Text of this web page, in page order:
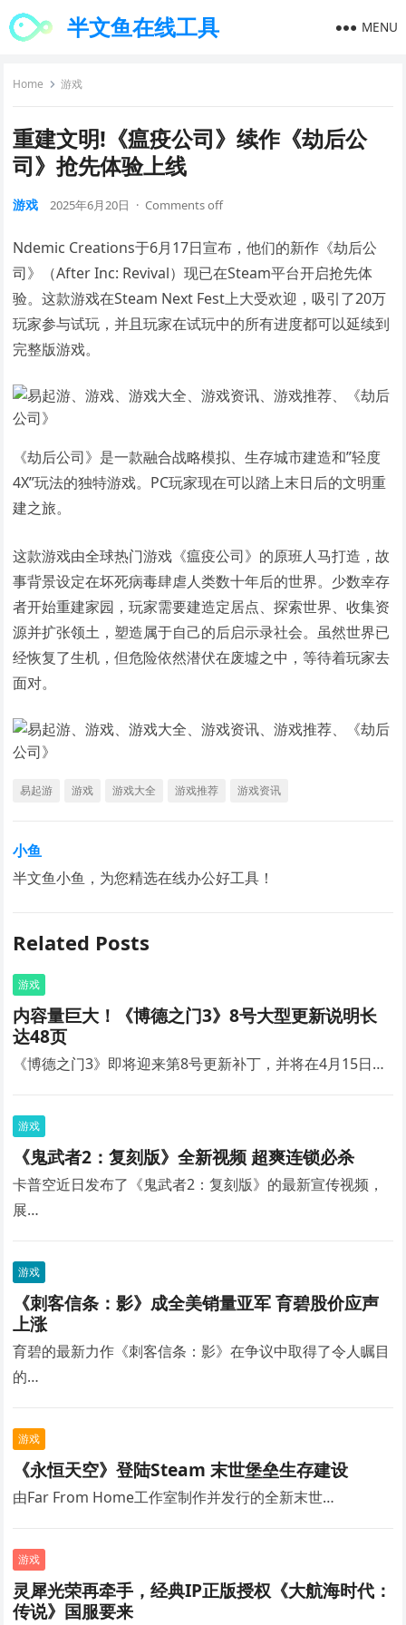
半文鱼在线工具 MENU
Home 游戏
重建文明!《瘟疫公司》续作《劫后公
司》抢先体验上线
游戏 2025年6月20日 · Comments off
Ndemic Creations于6月17日宣布，他们的新作《劫后公
司》（After Inc: Revival）现已在Steam平台开启抢先体
验。这款游戏在Steam Next Fest上大受欢迎，吸引了20万
玩家参与试玩，并且玩家在试玩中的所有进度都可以延续到
完整版游戏。
《劫后公司》是一款融合战略模拟、生存城市建造和”轻度
4X”玩法的独特游戏。PC玩家现在可以踏上末日后的文明重
建之旅。
这款游戏由全球热门游戏《瘟疫公司》的原班人马打造，故
事背景设定在坏死病毒肆虐人类数十年后的世界。少数幸存
者开始重建家园，玩家需要建造定居点、探索世界、收集资
源并扩张领土，塑造属于自己的后启示录社会。虽然世界已
经恢复了生机，但危险依然潜伏在废墟之中，等待着玩家去
面对。
易起游 游戏 游戏大全 游戏推荐 游戏资讯
小鱼
半文鱼小鱼，为您精选在线办公好工具！
Related Posts
游戏
内容量巨大！《博德之门3》8号大型更新说明长
达48页
《博德之门3》即将迎来第8号更新补丁，并将在4月15日…
游戏
《鬼武者2：复刻版》全新视频 超爽连锁必杀
卡普空近日发布了《鬼武者2：复刻版》的最新宣传视频，
展…
游戏
《刺客信条：影》成全美销量亚军 育碧股价应声
上涨
育碧的最新力作《刺客信条：影》在争议中取得了令人瞩目
的…
游戏
《永恒天空》登陆Steam 末世堡垒生存建设
由Far From Home工作室制作并发行的全新末世…
游戏
灵犀光荣再牵手，经典IP正版授权《大航海时代：
传说》国服要来